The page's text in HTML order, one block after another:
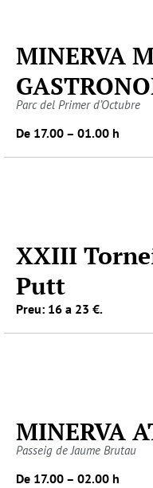
MINERVA
Parc del Primer d’Octubre
De 17.00 – 01.00 h
XXIII
Putt
Preu: 16 a 23 €.
MINERVA
Passeig de Jaume Brutau
De 17.00 – 02.00 h